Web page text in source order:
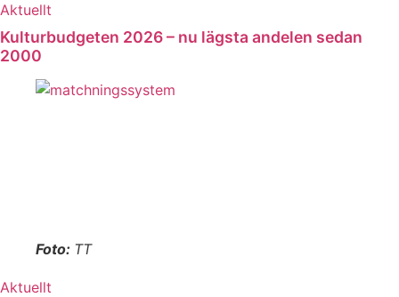
Aktuellt
Kulturbudgeten 2026 – nu lägsta andelen sedan
2000
Foto: TT
Aktuellt